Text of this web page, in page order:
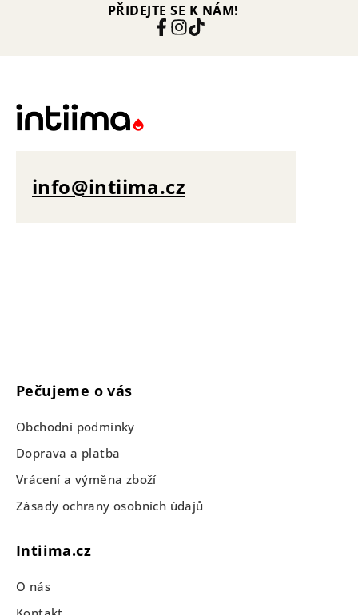
PŘIDEJTE SE K NÁM!
info@intiima.cz
Pečujeme o vás
Obchodní podmínky
Doprava a platba
Vrácení a výměna zboží
Zásady ochrany osobních údajů
Intiima.cz
O nás